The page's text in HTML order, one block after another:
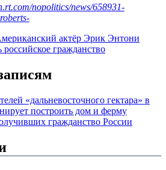
nopolitics/news/658931-
актёр Эрик Энтони
российское гражданство
«дальневосточного гектара» в
построить дом и ферму
гражданство России